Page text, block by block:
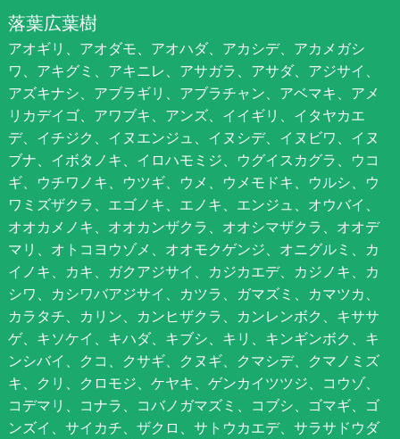
落葉広葉樹
アオギリ、アオダモ、アオハダ、アカシデ、アカメガシ
ワ、アキグミ、アキニレ、アサガラ、アサダ、アジサイ、
アズキナシ、アブラギリ、アブラチャン、アベマキ、アメ
リカデイゴ、アワブキ、アンズ、イイギリ、イタヤカエ
デ、イチジク、イヌエンジュ、イヌシデ、イヌビワ、イヌ
ブナ、イボタノキ、イロハモミジ、ウグイスカグラ、ウコ
ギ、ウチワノキ、ウツギ、ウメ、ウメモドキ、ウルシ、ウ
ワミズザクラ、エゴノキ、エノキ、エンジュ、オウバイ、
オオカメノキ、オオカンザクラ、オオシマザクラ、オオデ
マリ、オトコヨウゾメ、オオモクゲンジ、オニグルミ、カ
イノキ、カキ、ガクアジサイ、カジカエデ、カジノキ、カ
シワ、カシワバアジサイ、カツラ、ガマズミ、カマツカ、
カラタチ、カリン、カンヒザクラ、カンレンボク、キササ
ゲ、キソケイ、キハダ、キブシ、キリ、キンギンボク、キ
ンシバイ、クコ、クサギ、クヌギ、クマシデ、クマノミズ
キ、クリ、クロモジ、ケヤキ、ゲンカイツツジ、コウゾ、
コデマリ、コナラ、コバノガマズミ、コブシ、ゴマギ、ゴ
ンズイ、サイカチ、ザクロ、サトウカエデ、サラサドウダ